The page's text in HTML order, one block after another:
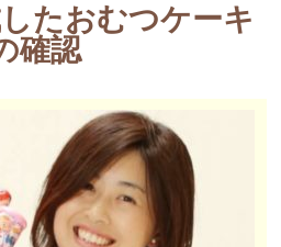
たおむつケーキ
確認